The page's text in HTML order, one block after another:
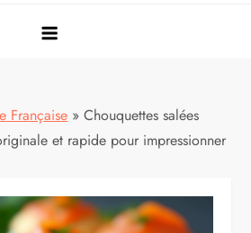
Française » Chouquettes salées
et rapide pour impressionner